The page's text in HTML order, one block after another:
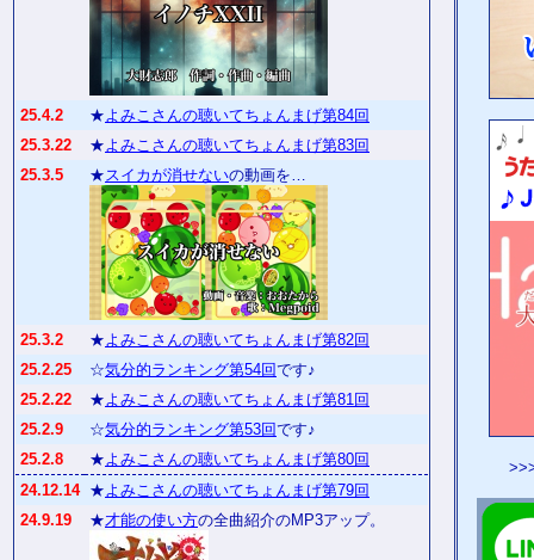
25.4.2 ★よみこさんの聴いてちょんまげ第84回
25.3.22
★よみこさんの聴いてちょんまげ第83回
25.3.5
★スイカが消せないの動画を…
25.3.2 ★よみこさんの聴いてちょんまげ第82回
25.2.25
☆気分的ランキング第54回です♪
25.2.22
★よみこさんの聴いてちょんまげ第81回
25.2.9
☆気分的ランキング第53回です♪
25.2.8
★よみこさんの聴いてちょんまげ第80回
24.12.14 ★よみこさんの聴いてちょんまげ第79回
24.9.19
★才能の使い方の全曲紹介のMP3アップ。